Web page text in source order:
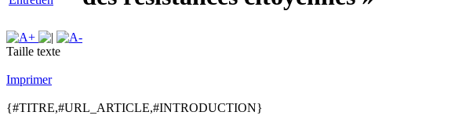
Taille texte
Imprimer
{#TITRE,#URL_ARTICLE,#INTRODUCTION}